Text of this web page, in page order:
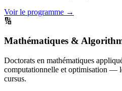
Voir le programme →
🔢
Mathématiques &
Doctorats en mathématiques
computationnelle et optimisation —
cursus.